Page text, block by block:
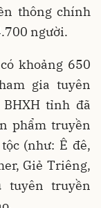
thông chính
người.
khoảng 650
gia tuyên
tỉnh đã
phẩm truyền
(như: Ê đê,
Giẻ Triêng,
tuyên truyền